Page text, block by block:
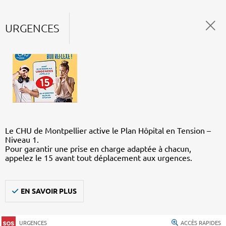
URGENCES
Le CHU de Montpellier active le Plan Hôpital en Tension –
Niveau 1.
Pour garantir une prise en charge adaptée à chacun,
appelez le 15 avant tout déplacement aux urgences.
EN SAVOIR PLUS
URGENCES ACCÈS RAPIDES